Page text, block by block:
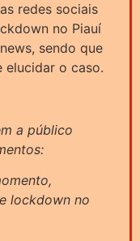
redes sociais
no Piauí
sendo que
elucidar o caso.
a público
lockdown no